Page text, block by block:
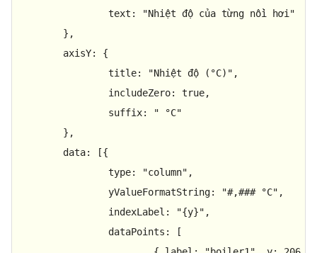
text :
"Nhiệt độ của từng nồi hơi"
axisY: {
title: "Nhiệt độ (°C)" ,
includeZero: true,
suffix:
" °C"
data: [{
type: "column" ,
yValueFormatString: "#,### °C" ,
indexLabel : "{y}" ,
dataPoints : [